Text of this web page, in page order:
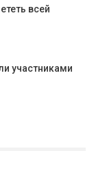
всей
участниками